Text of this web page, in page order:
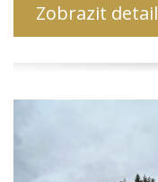
Zobrazit detail